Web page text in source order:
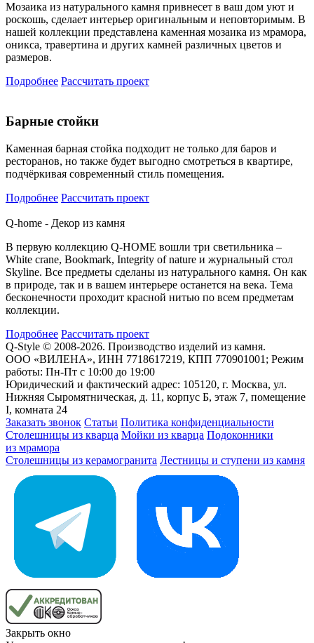
Мозаика из натурального камня привнесет в ваш дом уют и
роскошь, сделает интерьер оригинальным и неповторимым. В
нашей коллекции представлена каменная мозаика из мрамора,
оникса, травертина и других камней различных цветов и
размеров.
Подробнее Рассчитать проект
Барные стойки
Каменная барная стойка подходит не только для баров и
ресторанов, но также будет выгодно смотреться в квартире,
подчёркивая современный стиль помещения.
Подробнее Рассчитать проект
Q-home - Декор из камня
В первую коллекцию Q-HOME вошли три светильника –
White crane, Bookmark, Integrity of nature и журнальный стол
Skyline. Все предметы сделаны из натурального камня. Он как
в природе, так и в вашем интерьере останется на века. Тема
бесконечности проходит красной нитью по всем предметам
коллекции.
Подробнее Рассчитать проект
Q-Style © 2008-2026. Производство изделий из камня.
ООО «ВИЛЕНА», ИНН 7718617219, КПП 770901001; Режим
работы: Пн-Пт с 10:00 до 19:00
Юридический и фактический адрес: 105120, г. Москва, ул.
Нижняя Сыромятническая, д. 11, корпус Б, этаж 7, помещение
I, комната 24
Заказать звонок Статьи Политика конфиденциальности
Столешницы из кварца Мойки из кварца Подоконники
из мрамора
Столешницы из керамогранита Лестницы и ступени из камня
Закрыть окно